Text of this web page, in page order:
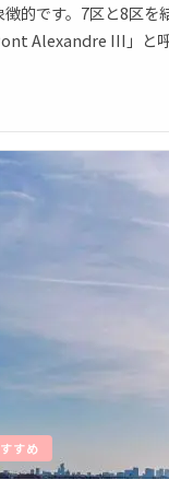
的です。7区と8区を
Alexandre III」と
すめ